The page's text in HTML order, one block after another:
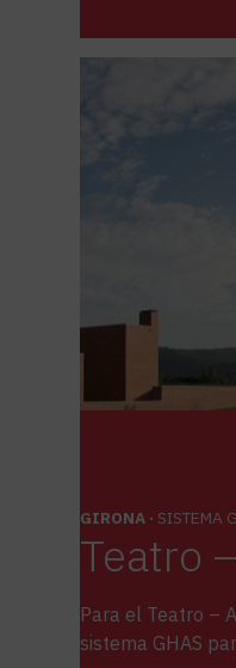
GIRONA · SISTEMA
Teatro
Para el Teatro –
sistema GHAS